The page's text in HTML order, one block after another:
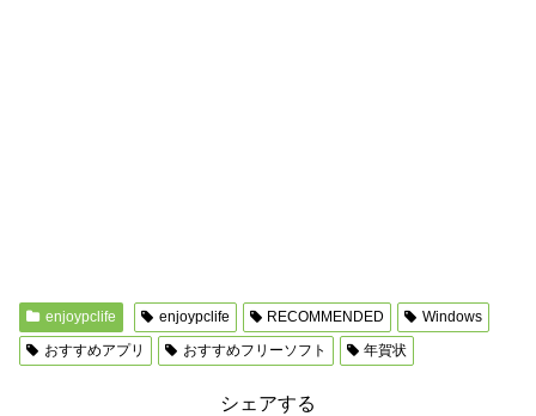
enjoypclife enjoypclife RECOMMENDED
Windows
おすすめアプリ
おすすめフリーソフト 年賀状
シェアする